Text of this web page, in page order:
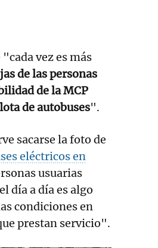
vez es más
de las personas
de la MCP
de autobuses".
sacarse la foto de
eléctricos en
usuarias
día a día es algo
condiciones en
prestan servicio".